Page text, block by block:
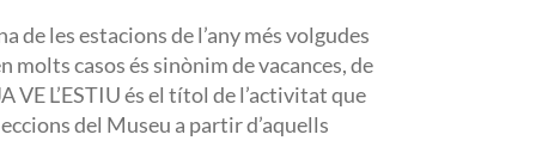
de les estacions de l’any més volgudes
molts casos és sinònim de vacances, de
VE L’ESTIU és el títol de l’activitat que
del Museu a partir d’aquells